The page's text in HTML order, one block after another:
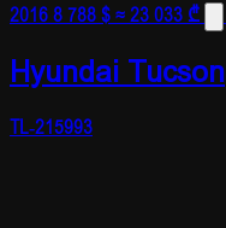
20168 788 $≈ 23 033 ₾
Hyundai Tucson
TL-215993